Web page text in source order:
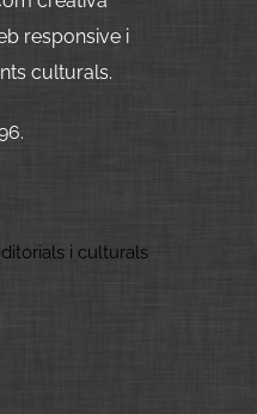
responsive i
culturals.
i culturals